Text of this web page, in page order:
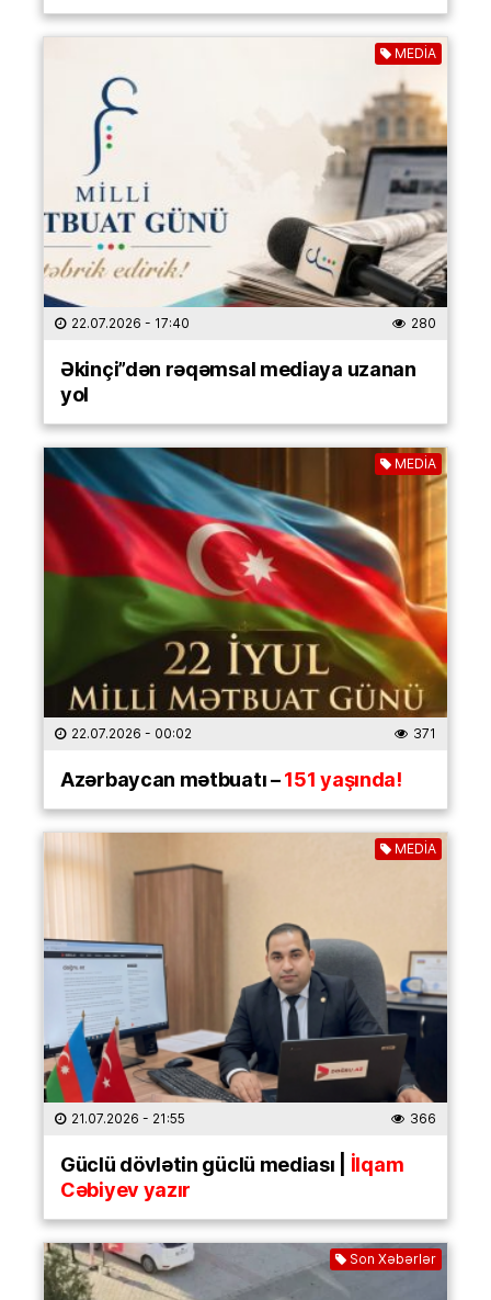
MEDİA
22.07.2026 - 17:40 280
Əkinçi”dən rəqəmsal mediaya uzanan
yol
MEDİA
22.07.2026 - 00:02 371
Azərbaycan mətbuatı –151 yaşında!
MEDİA
21.07.2026 - 21:55 366
Güclü dövlətin güclü mediası | İlqam
Cəbiyev yazır
Son Xəbərlər